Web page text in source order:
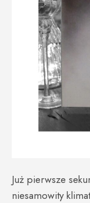
Już pierwsze
niesamowity